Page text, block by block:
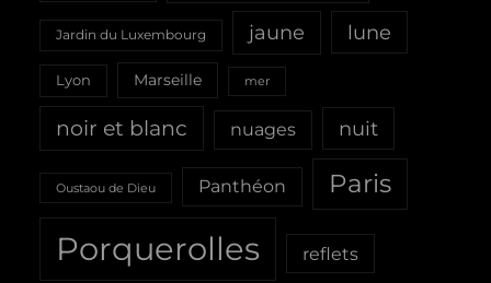
Jardin du Luxembourg jaune lune
Lyon Marseille mer
noir et blanc nuages nuit
Oustaou de Dieu Panthéon Paris
Porquerolles reflets